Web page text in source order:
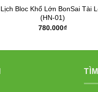
Lịch Bloc Khổ Lớn BonSai Tài
(HN-01)
780.000₫